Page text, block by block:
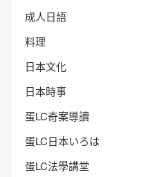
成人日語
料理
日本文化
日本時事
蛋LC奇案導讀
蛋LC日本いろは
蛋LC法學講堂